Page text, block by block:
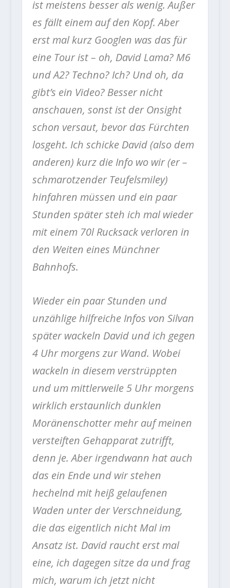
ist meistens besser als wenig. Außer
es fällt einem auf den Kopf. Aber
erst mal kurz Googlen was das für
eine Tour ist – oh, David Lama? M6
und A2? Techno? Ich? Und oh, da
gibt’s ein Video? Besser nicht
anschauen, sonst ist der Onsight
schon versaut, bevor das Fürchten
losgeht. Ich schicke David (also dem
anderen) kurz die Info wo wir (er –
schmarotzender Teufelsmiley)
hinfahren müssen und ein paar
Stunden später steh ich mal wieder
mit einem 70l Rucksack verloren in
den Weiten eines Münchner
Bahnhofs.
Wieder ein paar Stunden und
unzählige hilfreiche Infos von Silvan
später wackeln David und ich gegen
4 Uhr morgens zur Wand. Wobei
wackeln in diesem verstrüppten
und um mittlerweile 5 Uhr morgens
wirklich erstaunlich dunklen
Moränenschotter mehr auf meinen
versteiften Gehapparat zutrifft,
denn je. Aber irgendwann hat auch
das ein Ende und wir stehen
hechelnd mit heiß gelaufenen
Waden unter der Verschneidung,
die das eigentlich nicht Mal im
Ansatz ist. David raucht erst mal
eine, ich dagegen sitze da und frag
mich, warum ich jetzt nicht